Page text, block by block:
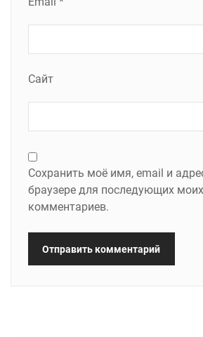
Сайт
Сохранить моё имя, email и
браузере для последующих моих
комментариев.